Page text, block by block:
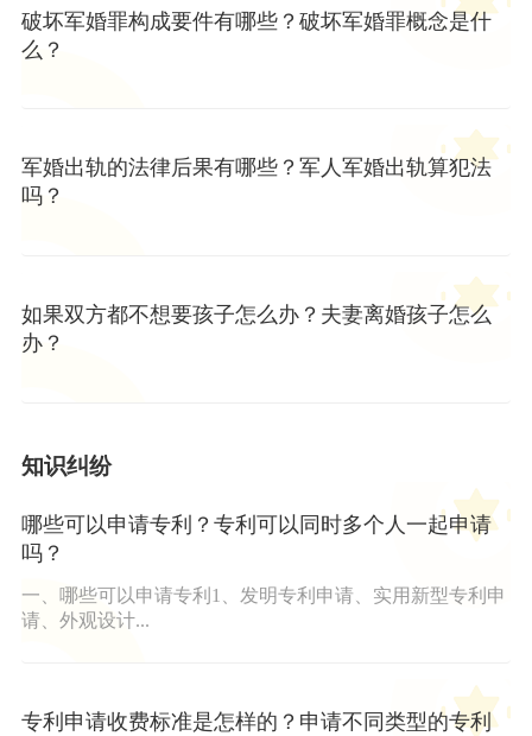
破坏军婚罪构成要件有哪些？破坏军婚罪概念是什
么？
军婚出轨的法律后果有哪些？军人军婚出轨算犯法
吗？
如果双方都不想要孩子怎么办？夫妻离婚孩子怎么
办？
知识纠纷
哪些可以申请专利？专利可以同时多个人一起申请
吗？
一、哪些可以申请专利1、发明专利申请、实用新型专利申
请、外观设计...
专利申请收费标准是怎样的？申请不同类型的专利